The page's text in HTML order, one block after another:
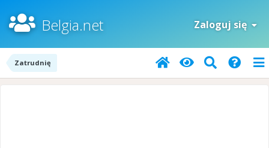
Belgia.net Zaloguj się
Zatrudnię